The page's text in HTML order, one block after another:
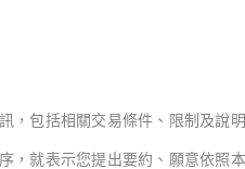
包括相關交易條件、限制及說
，就表示您提出要約、願意依